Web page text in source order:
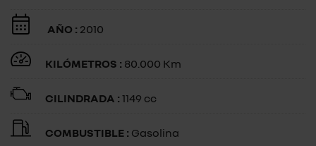
AÑO : 2010
KILÓMETROS : 80.000 Km
CILINDRADA : 1149 cc
COMBUSTIBLE : Gasolina